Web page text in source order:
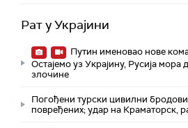
Рат у Украјини
Путин именовао нове
Остајемо уз Украјину, Русија мора
злочине
Погођени турски цивилни
повређених; удар на Краматорск,